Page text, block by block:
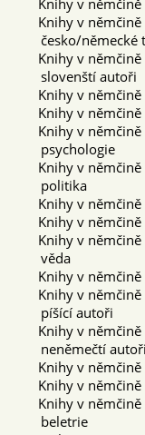
Knihy v němčině
česko/německé
Knihy v němčině
slovenští autoři
Knihy v němčině
Knihy v němčině
Knihy v
psychologie
Knihy v
politika
Knihy v němčině
Knihy v
Knihy v
věda
Knihy v
Knihy v němčině
píšící autoři
Knihy v němčině
neněmečtí autoři
Knihy v
Knihy v
Knihy v němčině
beletrie